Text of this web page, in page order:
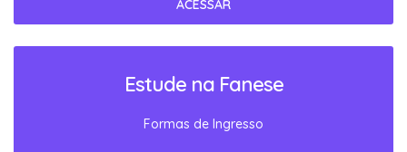
ACESSAR
Estude na Fanese
Formas de Ingresso